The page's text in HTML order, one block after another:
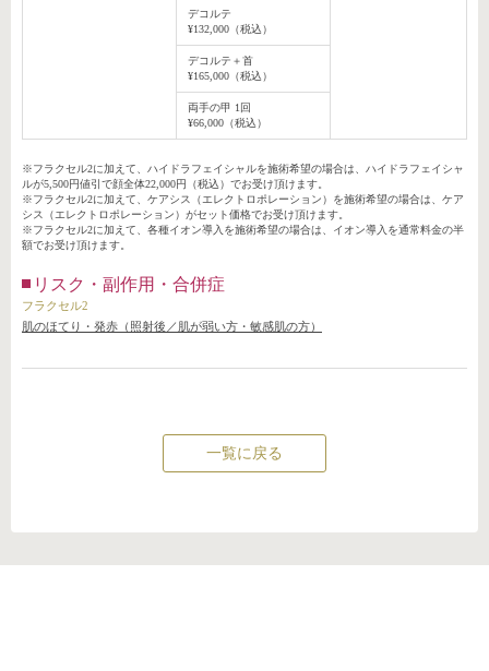
デコルテ
¥132,000（税込）
デコルテ＋首
¥165,000（税込）
両手の甲 1回
¥66,000（税込）
※フラクセル2に加えて、ハイドラフェイシャルを施術希望の場合は、ハイドラフェイシャ
ルが5,500円値引で顔全体22,000円（税込）でお受け頂けます。
※フラクセル2に加えて、ケアシス（エレクトロポレーション）を施術希望の場合は、ケア
シス（エレクトロポレーション）がセット価格でお受け頂けます。
※フラクセル2に加えて、各種イオン導入を施術希望の場合は、イオン導入を通常料金の半
額でお受け頂けます。
リスク・副作用・合併症
フラクセル2
肌のほてり・発赤（照射後／肌が弱い方・敏感肌の方）
一覧に戻る